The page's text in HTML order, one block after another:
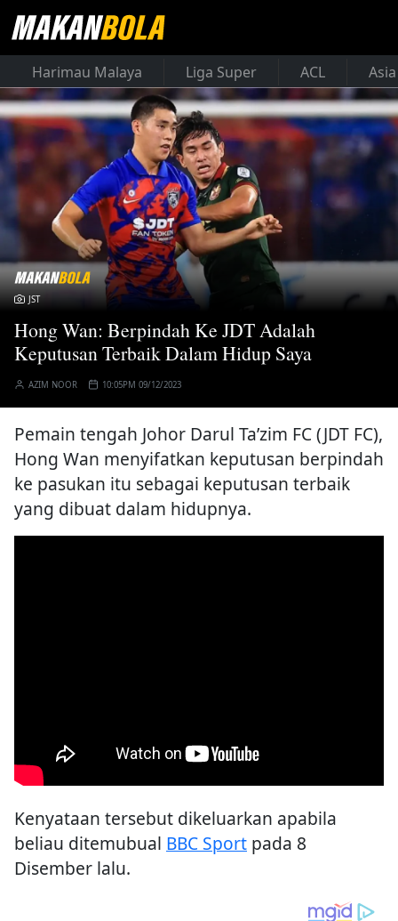
Harimau Malaya Liga Super ACL
JST
Hong Wan: Berpindah Ke JDT Adalah
Keputusan Terbaik Dalam Hidup Saya
AZIM NOOR 10:05PM 09/12/2023
Pemain tengah Johor Darul Ta’zim FC (JDT FC),
Hong Wan menyifatkan keputusan berpindah
ke pasukan itu sebagai keputusan terbaik
yang dibuat dalam hidupnya.
Kenyataan tersebut dikeluarkan apabila
beliau ditemubual BBC Sport pada 8
Disember lalu.